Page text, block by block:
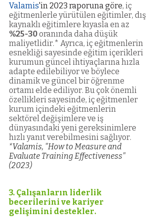
Valamis'in 2023 raporuna göre, iç
eğitmenlerle yürütülen eğitimler, dış
kaynaklı eğitimlere kıyasla en az
%25-30 oranında daha düşük
maliyetlidir.* Ayrıca, iç eğitmenlerin
esnekliği sayesinde eğitim içerikleri
kurumun güncel ihtiyaçlarına hızla
adapte edilebiliyor ve böylece
dinamik ve güncel bir öğrenme
ortamı elde ediliyor. Bu çok önemli
özellikleri sayesinde, iç eğitmenler
kurum içindeki eğitmenlerin
sektörel değişimlere ve iş
dünyasındaki yeni gereksinimlere
hızlı yanıt verebilmesini sağlıyor.
*Valamis, "How to Measure and
Evaluate Training Effectiveness"
(2023)
3. Çalışanların liderlik
becerilerini ve kariyer
gelişimini destekler.